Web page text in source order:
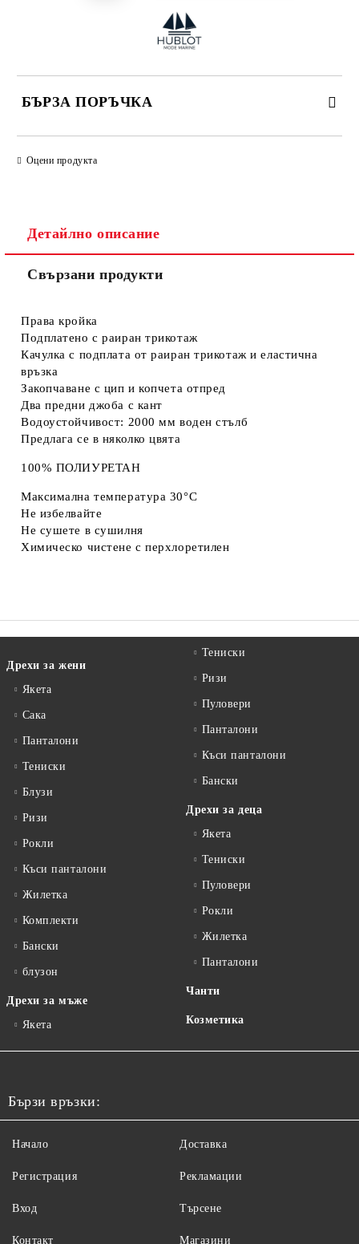
БЪРЗА ПОРЪЧКА
Ние ще се свържем с вас в рамките на работния ден.
Оцени продукта
Детайлно описание
Свързани продукти
Права кройка
Подплатено с раиран трикотаж
Качулка с подплата от раиран трикотаж и еластична
връзка
Закопчаване с цип и копчета отпред
Два предни джоба с кант
Водоустойчивост: 2000 мм воден стълб
Предлага се в няколко цвята
100% ПОЛИУРЕТАН
Максимална температура 30°C
Не избелвайте
Не сушете в сушилня
Химическо чистене с перхлоретилен
Дрехи за жени
Якета
Сакa
Панталони
Тениски
Блузи
Ризи
Рокли
Къси панталони
Жилетка
Комплекти
Бански
блузон
Дрехи за мъже
Якета
Тениски
Ризи
Пуловери
Панталони
Къси панталони
Бански
Дрехи за деца
Якета
Тениски
Пуловери
Рокли
Жилетка
Панталони
Чанти
Козметика
Бързи връзки:
Начало
Регистрация
Вход
Контакт
Доставка
Рекламации
Търсене
Магазини